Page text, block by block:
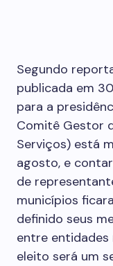
Segundo
publicada em
para a
Comitê Gestor
Serviços) está
agosto, e
de
municípios
definido seus
entre entidades
eleito será um